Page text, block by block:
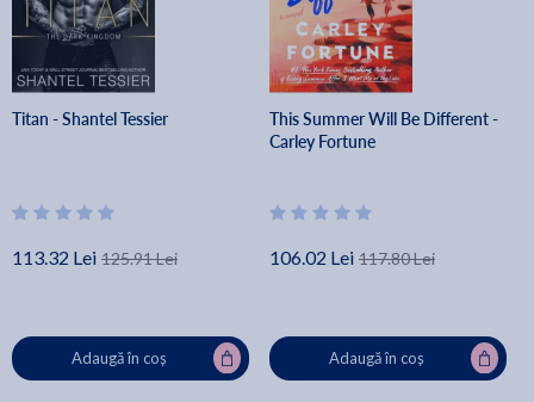
Titan - Shantel Tessier
113.32 Lei 125.91 Lei
Adaugă în coș
This Summer Will Be Different -
Carley Fortune
106.02 Lei 117.80 Lei
Adaugă în coș